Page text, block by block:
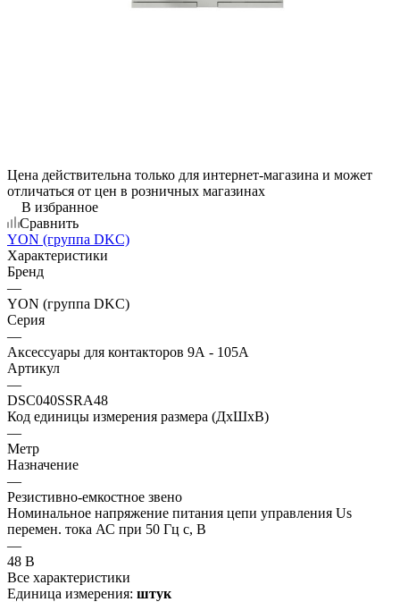
Цена действительна только для интернет-магазина и может
отличаться от цен в розничных магазинах
В избранное
Сравнить
YON (группа DKC)
Характеристики
Бренд
—
YON (группа DKC)
Серия
—
Аксессуары для контакторов 9А - 105А
Артикул
—
DSC040SSRA48
Код единицы измерения размера (ДхШхВ)
—
Метр
Назначение
—
Резистивно-емкостное звено
Номинальное напряжение питания цепи управления Us
перемен. тока АС при 50 Гц с, В
—
48 В
Все характеристики
Единица измерения: штук